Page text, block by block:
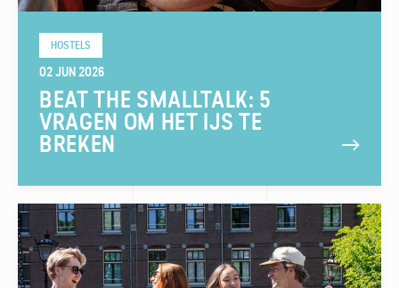
HOSTELS
02 JUN 2026
BEAT THE SMALLTALK: 5
VRAGEN OM HET IJS TE
BREKEN